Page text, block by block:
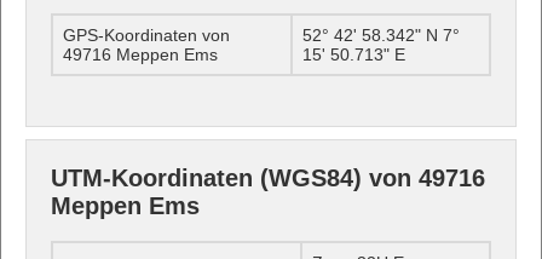
GPS-Koordinaten von
49716 Meppen Ems
52° 42' 58.342" N 7°
15' 50.713" E
UTM-Koordinaten (WGS84) von 49716
Meppen Ems